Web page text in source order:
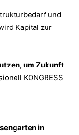
und
Kapital zur
um Zukunft
KONGRESS
in